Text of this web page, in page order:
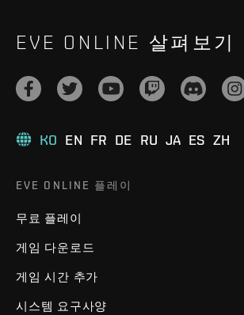
EVE ONLINE 살펴보기
KO EN FR DE RU JA ES ZH
EVE ONLINE 플레이
무료 플레이
게임 다운로드
게임 시간 추가
시스템 요구사양